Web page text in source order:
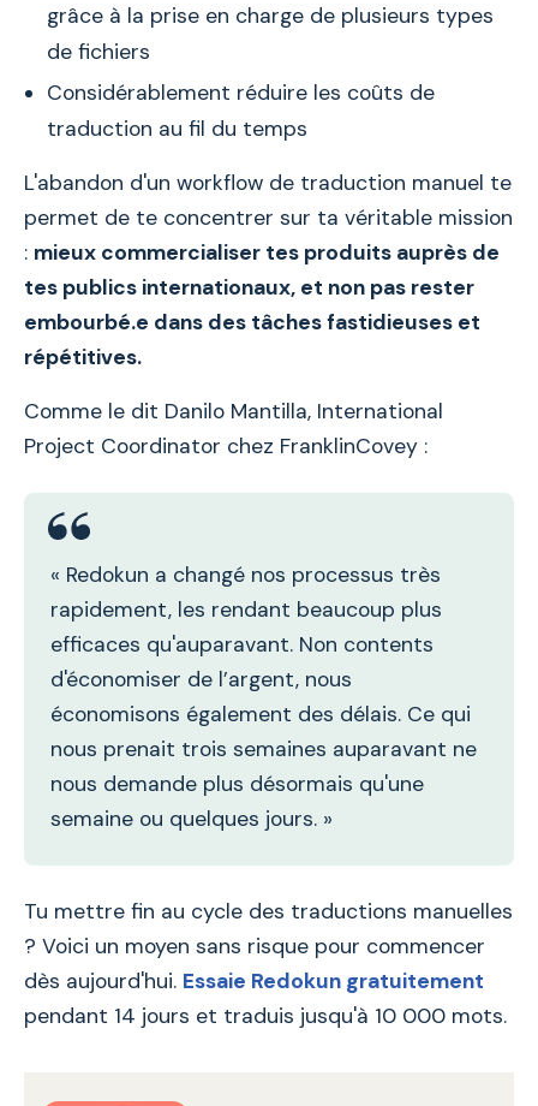
grâce à la prise en charge de plusieurs types
de fichiers
Considérablement réduire les coûts de
traduction au fil du temps
L'abandon d'un workflow de traduction manuel te
permet de te concentrer sur ta véritable mission
: mieux commercialiser tes produits auprès de
tes publics internationaux, et non pas rester
embourbé.e dans des tâches fastidieuses et
répétitives.
Comme le dit Danilo Mantilla, International
Project Coordinator chez FranklinCovey :
« Redokun a changé nos processus très
rapidement, les rendant beaucoup plus
efficaces qu'auparavant. Non contents
d'économiser de l’argent, nous
économisons également des délais. Ce qui
nous prenait trois semaines auparavant ne
nous demande plus désormais qu'une
semaine ou quelques jours. »
Tu mettre fin au cycle des traductions manuelles
? Voici un moyen sans risque pour commencer
dès aujourd'hui. Essaie Redokun gratuitement
pendant 14 jours et traduis jusqu'à 10 000 mots.